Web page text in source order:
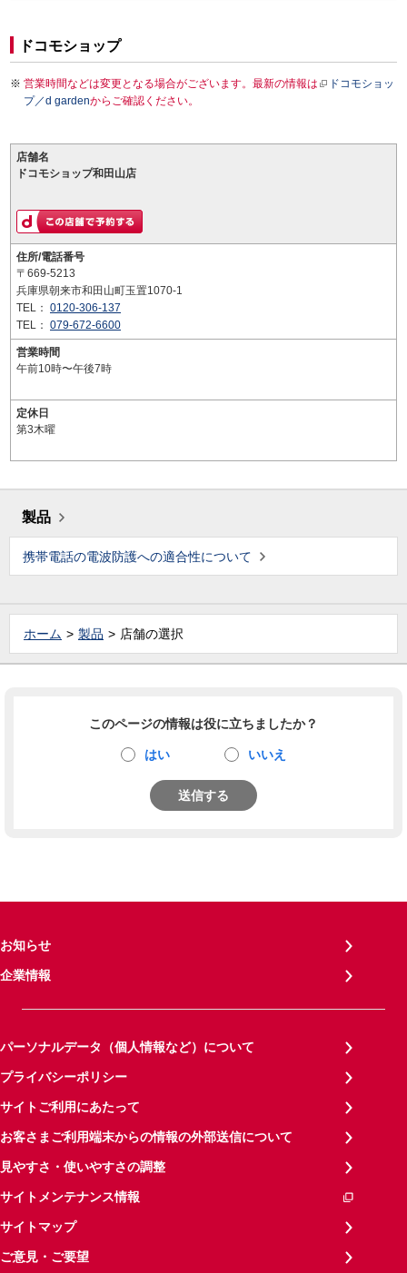
ドコモショップ
営業時間などは変更となる場合がございます。最新の情報は
ドコモショッ
プ／d gardenからご確認ください。
店舗名
ドコモショップ和田山店
住所/電話番号
〒669-5213
兵庫県朝来市和田山町玉置1070-1
TEL： 0120-306-137
TEL： 079-672-6600
営業時間
午前10時〜午後7時
定休日
第3木曜
製品
携帯電話の電波防護への適合性について
ホーム 製品 店舗の選択
このページの情報は役に立ちましたか？
はい いいえ
送信する
お知らせ
企業情報
パーソナルデータ（個人情報など）について
プライバシーポリシー
サイトご利用にあたって
お客さまご利用端末からの情報の外部送信について
見やすさ・使いやすさの調整
サイトメンテナンス情報
サイトマップ
ご意見・ご要望